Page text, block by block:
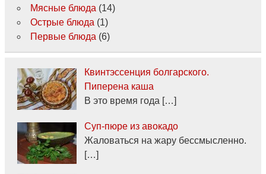
Мясные блюда(14)
Острые блюда(1)
Первые блюда(6)
Квинтэссенция болгарского.
Пиперена каша
В это время года […]
Суп-пюре из авокадо
Жаловаться на жару бессмысленно.
[…]